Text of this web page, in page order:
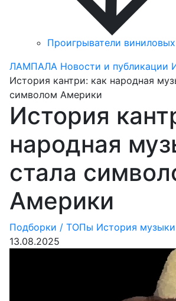
Проигрыватели
ЛАМПАЛА Новости и публикации
История кантри: как народная
символом Америки
История
народная
стала
Америки
Подборки / ТОПы История музыки
13.08.2025